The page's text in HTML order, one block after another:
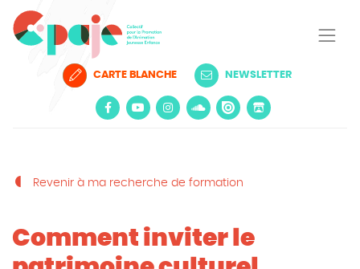
CARTE BLANCHE NEWSLETTER
Revenir à ma recherche de formation
Comment inviter le